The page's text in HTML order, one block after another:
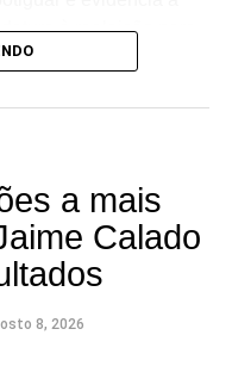
à reeleição para
os
e servem como
com a população
muita humildade e,
para continuar
retrato de um
importa é
ouvindo as
a mais
Calado
8, 2026